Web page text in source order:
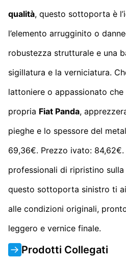
qualità, questo sottoporta è
l’elemento arrugginito o
robustezza strutturale e una
sigillatura e la verniciatura.
lattoniere o appassionato
propria Fiat Panda,
pieghe e lo spessore del
69,36€. Prezzo ivato:
professionali di ripristino sulla
questo sottoporta sinistro ti
alle condizioni originali,
leggero e vernice finale.
Prodotti Collegati